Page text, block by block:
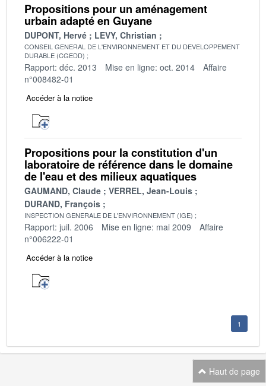
Propositions pour un aménagement
urbain adapté en Guyane
DUPONT, Hervé LEVY, Christian
CONSEIL GENERAL DE L'ENVIRONNEMENT ET DU DEVELOPPEMENT
DURABLE (CGEDD)
Rapport: déc. 2013 Mise en ligne: oct. 2014
Affaire
n°008482-01
Accéder à la notice
Propositions pour la constitution d'un
laboratoire de référence dans le domaine
de l'eau et des milieux aquatiques
GAUMAND, Claude
VERREL, Jean-Louis
DURAND, François
INSPECTION GENERALE DE L'ENVIRONNEMENT (IGE)
Rapport: juil. 2006 Mise en ligne: mai 2009
Affaire
n°006222-01
Accéder à la notice
1
Haut de page